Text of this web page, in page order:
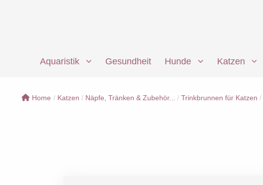
Aquaristik Gesundheit Hunde Katzen
Home / Katzen / Näpfe, Tränken & Zubehör... / Trinkbrunnen für Katzen /